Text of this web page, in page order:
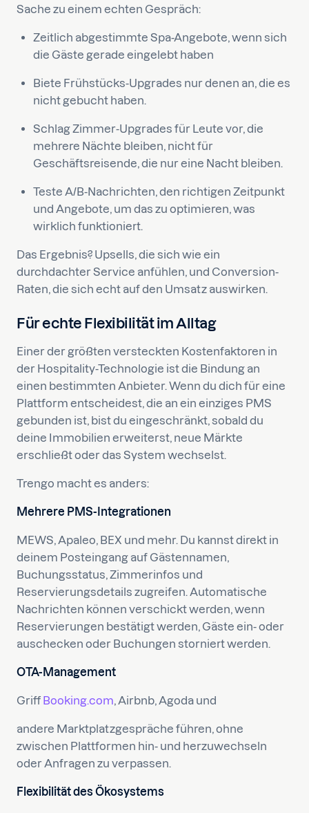
Sache zu einem echten Gespräch:
Zeitlich abgestimmte Spa-Angebote, wenn sich
die Gäste gerade eingelebt haben
Biete Frühstücks-Upgrades nur denen an, die es
nicht gebucht haben.
Schlag Zimmer-Upgrades für Leute vor, die
mehrere Nächte bleiben, nicht für
Geschäftsreisende, die nur eine Nacht bleiben.
Teste A/B-Nachrichten, den richtigen Zeitpunkt
und Angebote, um das zu optimieren, was
wirklich funktioniert.
Das Ergebnis? Upsells, die sich wie ein
durchdachter Service anfühlen, und Conversion-
Raten, die sich echt auf den Umsatz auswirken.
Für echte Flexibilität im Alltag
Einer der größten versteckten Kostenfaktoren in
der Hospitality-Technologie ist die Bindung an
einen bestimmten Anbieter. Wenn du dich für eine
Plattform entscheidest, die an ein einziges PMS
gebunden ist, bist du eingeschränkt, sobald du
deine Immobilien erweiterst, neue Märkte
erschließt oder das System wechselst.
Trengo macht es anders:
Mehrere PMS-Integrationen
MEWS, Apaleo, BEX und mehr. Du kannst direkt in
deinem Posteingang auf Gästennamen,
Buchungsstatus, Zimmerinfos und
Reservierungsdetails zugreifen. Automatische
Nachrichten können verschickt werden, wenn
Reservierungen bestätigt werden, Gäste ein- oder
auschecken oder Buchungen storniert werden.
OTA-Management
Griff Booking.com, Airbnb, Agoda und
andere Marktplatzgespräche führen, ohne
zwischen Plattformen hin- und herzuwechseln
oder Anfragen zu verpassen.
Flexibilität des Ökosystems